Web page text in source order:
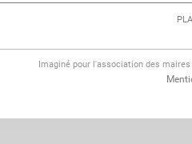
Imaginé pour l'association des